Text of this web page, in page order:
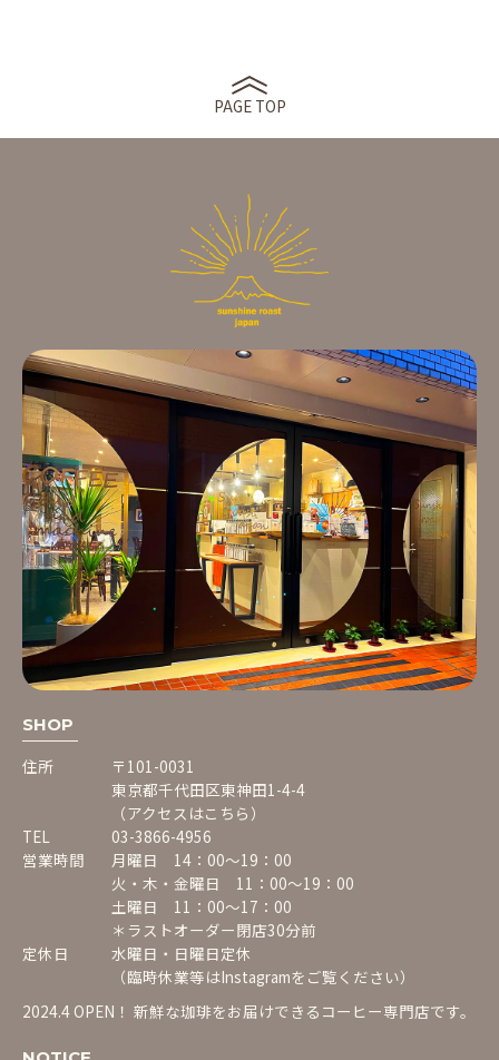
PAGE TOP
SHOP
住所
〒101-0031
東京都千代田区東神田1-4-4
（アクセスはこちら）
TEL
03-3866-4956
営業時間
月曜日 14：00〜19：00
火・木・金曜日 11：00〜19：00
土曜日 11：00〜17：00
＊ラストオーダー閉店30分前
定休日
水曜日・日曜日定休
（臨時休業等はInstagramをご覧ください）
2024.4 OPEN！ 新鮮な珈琲をお届けできるコーヒー専門店です。